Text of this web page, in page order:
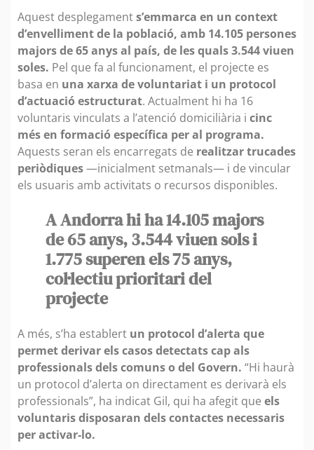
Aquest desplegaments’emmarca en un context
d’envelliment de la població, amb 14.105 persones
majors de 65 anys al país, de les quals 3.544 viuen
soles. Pel que fa al funcionament, el projecte es
basa en una xarxa de voluntariat i un protocol
d’actuació estructurat. Actualment hi ha 16
voluntaris vinculats a l’atenció domiciliària i cinc
més en formació específica per al programa.
Aquests seran els encarregats de realitzar trucades
periòdiques—inicialment setmanals— i de vincular
els usuaris amb activitats o recursos disponibles.
A Andorra hi ha 14.105 majors
de 65 anys, 3.544 viuen sols i
1.775 superen els 75 anys,
col·lectiu prioritari del
projecte
A més, s’ha establert un protocol d’alerta que
permet derivar els casos detectats cap als
professionals dels comuns o del Govern. “Hi haurà
un protocol d’alerta on directament es derivarà els
professionals”, ha indicat Gil, qui ha afegit que els
voluntaris disposaran dels contactes necessaris
per activar-lo.